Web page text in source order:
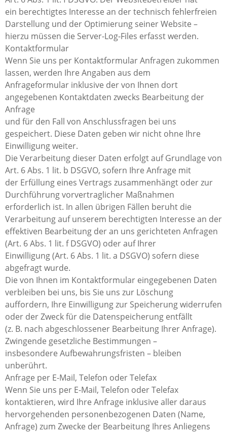
ein berechtigtes Interesse an der technisch fehlerfreien
Darstellung und der Optimierung seiner Website –
hierzu müssen die Server-Log-Files erfasst werden.
Kontaktformular
Wenn Sie uns per Kontaktformular Anfragen zukommen
lassen, werden Ihre Angaben aus dem
Anfrageformular inklusive der von Ihnen dort
angegebenen Kontaktdaten zwecks Bearbeitung der
Anfrage
und für den Fall von Anschlussfragen bei uns
gespeichert. Diese Daten geben wir nicht ohne Ihre
Einwilligung weiter.
Die Verarbeitung dieser Daten erfolgt auf Grundlage von
Art. 6 Abs. 1 lit. b DSGVO, sofern Ihre Anfrage mit
der Erfüllung eines Vertrags zusammenhängt oder zur
Durchführung vorvertraglicher Maßnahmen
erforderlich ist. In allen übrigen Fällen beruht die
Verarbeitung auf unserem berechtigten Interesse an der
effektiven Bearbeitung der an uns gerichteten Anfragen
(Art. 6 Abs. 1 lit. f DSGVO) oder auf Ihrer
Einwilligung (Art. 6 Abs. 1 lit. a DSGVO) sofern diese
abgefragt wurde.
Die von Ihnen im Kontaktformular eingegebenen Daten
verbleiben bei uns, bis Sie uns zur Löschung
auffordern, Ihre Einwilligung zur Speicherung widerrufen
oder der Zweck für die Datenspeicherung entfällt
(z. B. nach abgeschlossener Bearbeitung Ihrer Anfrage).
Zwingende gesetzliche Bestimmungen –
insbesondere Aufbewahrungsfristen – bleiben
unberührt.
Anfrage per E-Mail, Telefon oder Telefax
Wenn Sie uns per E-Mail, Telefon oder Telefax
kontaktieren, wird Ihre Anfrage inklusive aller daraus
hervorgehenden personenbezogenen Daten (Name,
Anfrage) zum Zwecke der Bearbeitung Ihres Anliegens